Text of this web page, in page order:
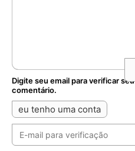
Digite seu email para verificar seu
comentário.
eu tenho uma conta